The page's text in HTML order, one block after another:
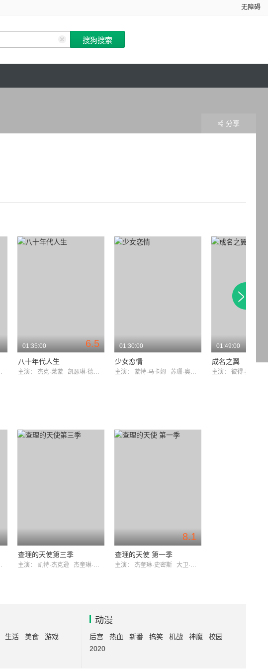
无障碍
分享
6.5
01:35:00
八十年代人生
主演： 杰克·莱蒙 凯瑟琳·德纳芙
01:30:00
少女恋情
主演： 蒙特·马卡姆 苏珊·奥利维尔
01:49:00
成名之翼
主演： 彼得·奥图尔
查理的天使第三季
主演： 凯特·杰克逊 杰奎琳·史密斯
8.1
查理的天使 第一季
主演： 杰奎琳·史密斯 大卫·道耶
生活 美食
游戏
动漫
后宫 热血 新番 搞笑 机战 神魔
校园
2020